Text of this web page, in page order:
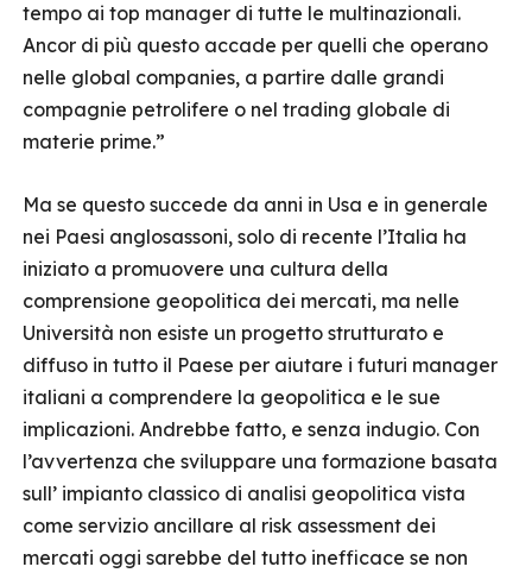
tempo ai top manager di tutte le multinazionali.
Ancor di più questo accade per quelli che operano
nelle global companies, a partire dalle grandi
compagnie petrolifere o nel trading globale di
materie prime.”
Ma se questo succede da anni in Usa e in generale
nei Paesi anglosassoni, solo di recente l’Italia ha
iniziato a promuovere una cultura della
comprensione geopolitica dei mercati, ma nelle
Università non esiste un progetto strutturato e
diffuso in tutto il Paese per aiutare i futuri manager
italiani a comprendere la geopolitica e le sue
implicazioni. Andrebbe fatto, e senza indugio. Con
l’avvertenza che sviluppare una formazione basata
sull’ impianto classico di analisi geopolitica vista
come servizio ancillare al risk assessment dei
mercati oggi sarebbe del tutto inefficace se non